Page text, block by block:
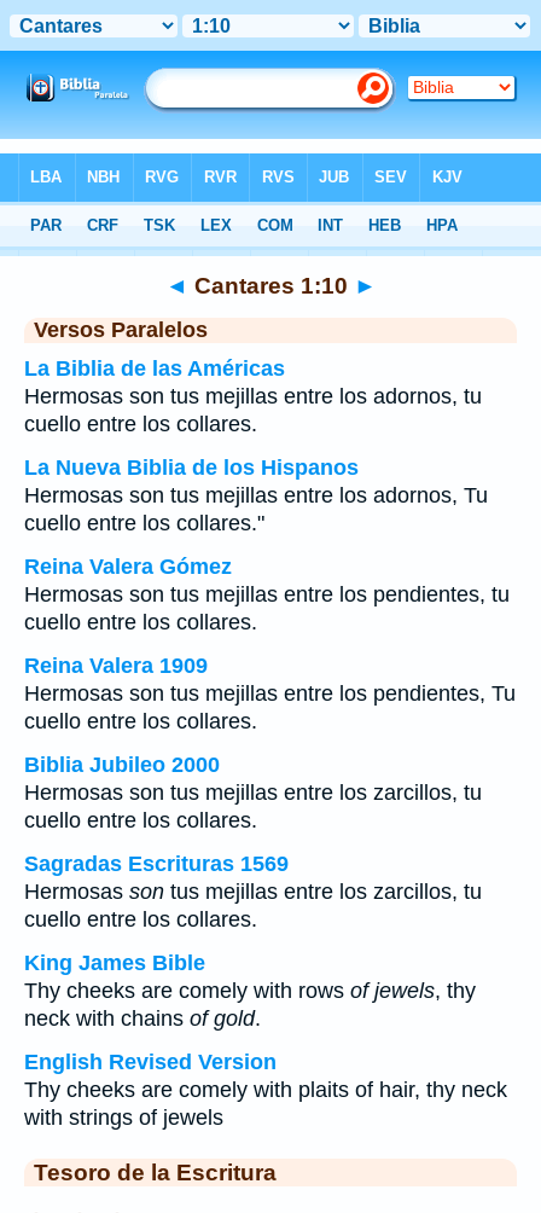
>Cantares Capítulo 1 > Verso 10
◄ Cantares 1:10 ►
Versos Paralelos
La Biblia de las Américas
Hermosas son tus mejillas entre los adornos, tu
cuello entre los collares.
La Nueva Biblia de los Hispanos
Hermosas son tus mejillas entre los adornos, Tu
cuello entre los collares."
Reina Valera Gómez
Hermosas son tus mejillas entre los pendientes, tu
cuello entre los collares.
Reina Valera 1909
Hermosas son tus mejillas entre los pendientes, Tu
cuello entre los collares.
Biblia Jubileo 2000
Hermosas son tus mejillas entre los zarcillos, tu
cuello entre los collares.
Sagradas Escrituras 1569
Hermosas son tus mejillas entre los zarcillos, tu
cuello entre los collares.
King James Bible
Thy cheeks are comely with rows of jewels, thy
neck with chains of gold.
English Revised Version
Thy cheeks are comely with plaits of hair, thy neck
with strings of jewels
Tesoro de la Escritura